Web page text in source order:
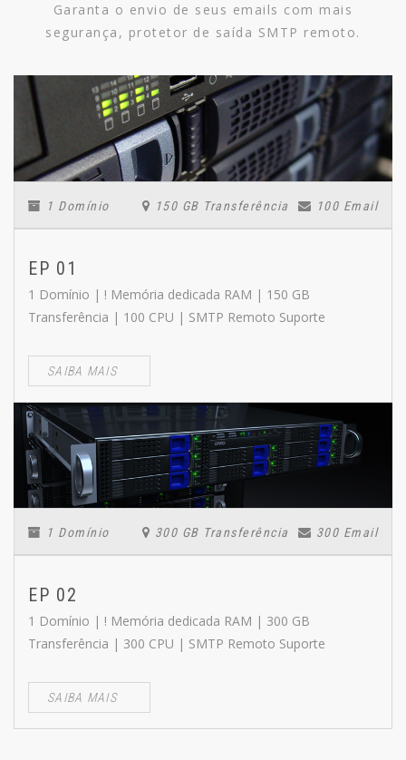
Garanta o envio de seus emails com mais
segurança, protetor de saída SMTP remoto.
1 Domínio 100 Email
150 GB Transferência
EP 01
1 Domínio | ! Memória dedicada RAM | 150 GB
Transferência | 100 CPU | SMTP Remoto Suporte
SAIBA MAIS
1 Domínio 300 Email
300 GB Transferência
EP 02
1 Domínio | ! Memória dedicada RAM | 300 GB
Transferência | 300 CPU | SMTP Remoto Suporte
SAIBA MAIS